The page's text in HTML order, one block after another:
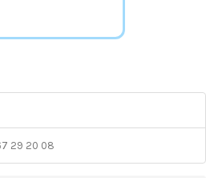
29 20 08